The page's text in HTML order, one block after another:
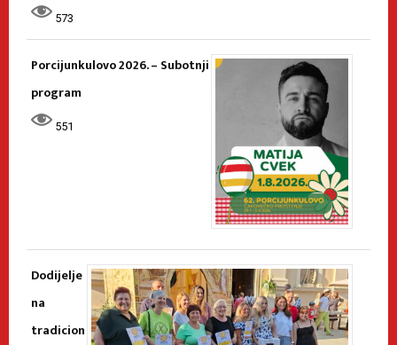
573
Porcijunkulovo 2026. – Subotnji
program
551
Dodijelje
na
tradicion